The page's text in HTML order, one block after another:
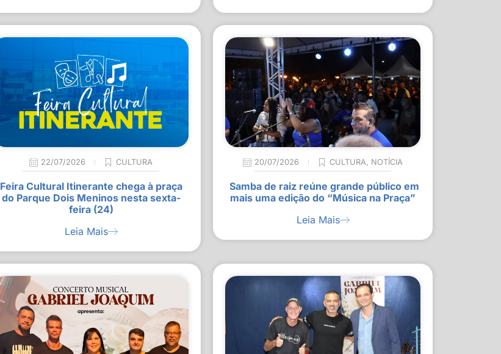
22/07/2026 CULTURA
Feira Cultural Itinerante chega à praça
do Parque Dois Meninos nesta sexta-
feira (24)
Leia Mais
20/07/2026 CULTURA, NOTÍCIA
Samba de raiz reúne grande público em
mais uma edição do “Música na Praça”
Leia Mais